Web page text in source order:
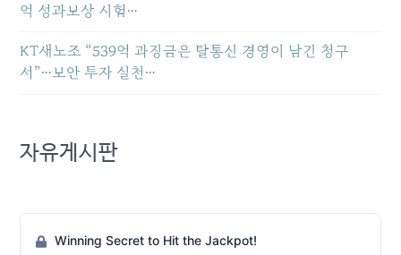
억 성과보상 시험…
KT새노조 “539억 과징금은 탈통신 경영이 남긴 청구
서”…보안 투자 실천…
자유게시판
Winning Secret to Hit the Jackpot!